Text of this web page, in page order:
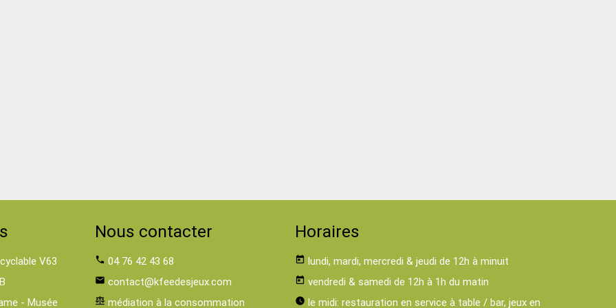
V63
- Musée
Nous contacter
phone 04 76 42 43 68
email contact@kfeedesjeux.com
balance médiation à la consommation
Horaires
today lundi, mardi, mercredi & jeudi de 12h à minuit
today vendredi & samedi de 12h à 1h du matin
watch_later le midi: restauration en service à table / bar, jeux en